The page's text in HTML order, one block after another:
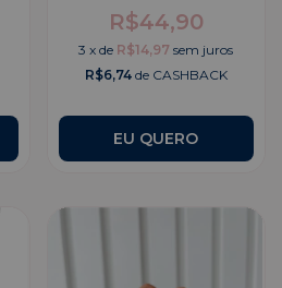
R$44,90
3 xde R$14,97 sem juros
R$6,74de CASHBACK
EU QUERO